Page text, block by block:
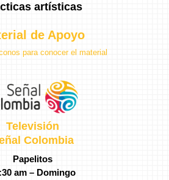
artísticas
de Apoyo
para conocer el material
Televisión
Colombia
Papelitos
am – Domingo